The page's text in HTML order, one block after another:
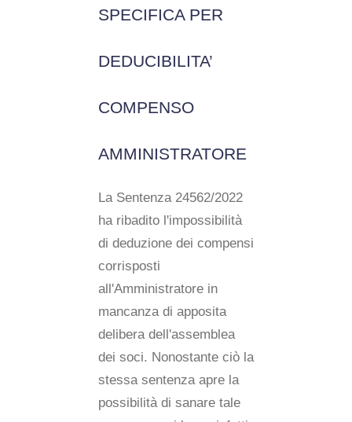
SPECIFICA PER
DEDUCIBILITA’
COMPENSO
AMMINISTRATORE
La Sentenza 24562/2022
ha ribadito l'impossibilità
di deduzione dei compensi
corrisposti
all'Amministratore in
mancanza di apposita
delibera dell'assemblea
dei soci. Nonostante ciò la
stessa sentenza apre la
possibilità di sanare tale